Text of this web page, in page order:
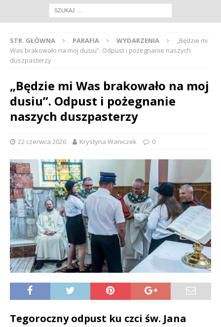
STR. GŁÓWNA PARAFIA WYDARZENIA
„Będzie mi
Was brakowało na moj dusiu”. Odpust i pożegnanie naszych
duszpasterzy
„Będzie mi Was brakowało na moj
dusiu”. Odpust i pożegnanie
naszych duszpasterzy
22 czerwca 2026 Krystyna Waniczek 0
Tegoroczny odpust ku czci św. Jana